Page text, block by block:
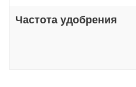
Частота удобрения